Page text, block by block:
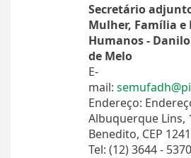
Secretário
Mulher, Família e
Humanos -
de Melo
E-
mail:
Endereço:
Albuquerque Lins,
Benedito, CEP
Tel: (12) 3644 - 5370